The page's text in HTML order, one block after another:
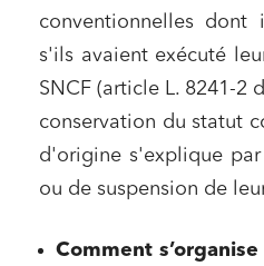
conventionnelles dont
s'ils avaient exécuté
SNCF (article L. 8241-2
conservation du statut
d'origine s'explique
ou de suspension de
Comment